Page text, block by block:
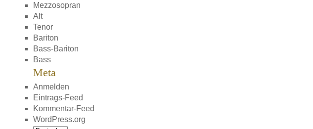
Mezzosopran
Alt
Tenor
Bariton
Bass-Bariton
Bass
Meta
Anmelden
Eintrags-Feed
Kommentar-Feed
WordPress.org